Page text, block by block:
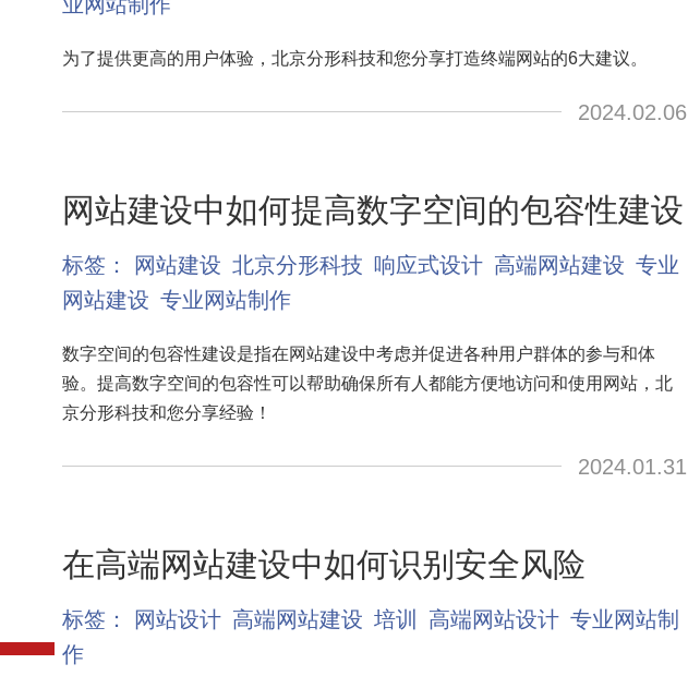
为了提供更高的用户体验，北京分形科技和您分享打造终端网站的6大建议。
2024.02.06
网站建设中如何提高数字空间的包容性建设
标签： 网站建设 北京分形科技 响应式设计 高端网站建设 专业
网站建设 专业网站制作
数字空间的包容性建设是指在网站建设中考虑并促进各种用户群体的参与和体
验。提高数字空间的包容性可以帮助确保所有人都能方便地访问和使用网站，北
京分形科技和您分享经验！
2024.01.31
在高端网站建设中如何识别安全风险
标签： 网站设计 高端网站建设 培训 高端网站设计 专业网站制
作